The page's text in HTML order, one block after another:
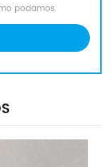
podamos.